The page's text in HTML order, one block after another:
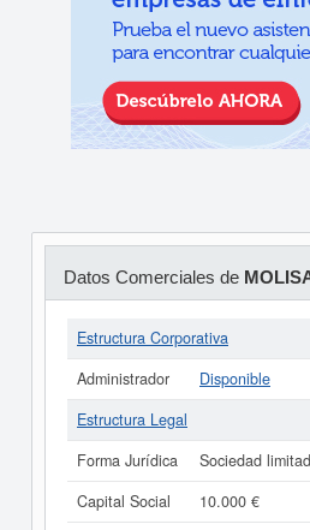
Datos Comerciales de
Estructura Corporativa
Administrador
Disponible
Estructura Legal
Forma Jurídica
Sociedad
Capital Social
10.000 €